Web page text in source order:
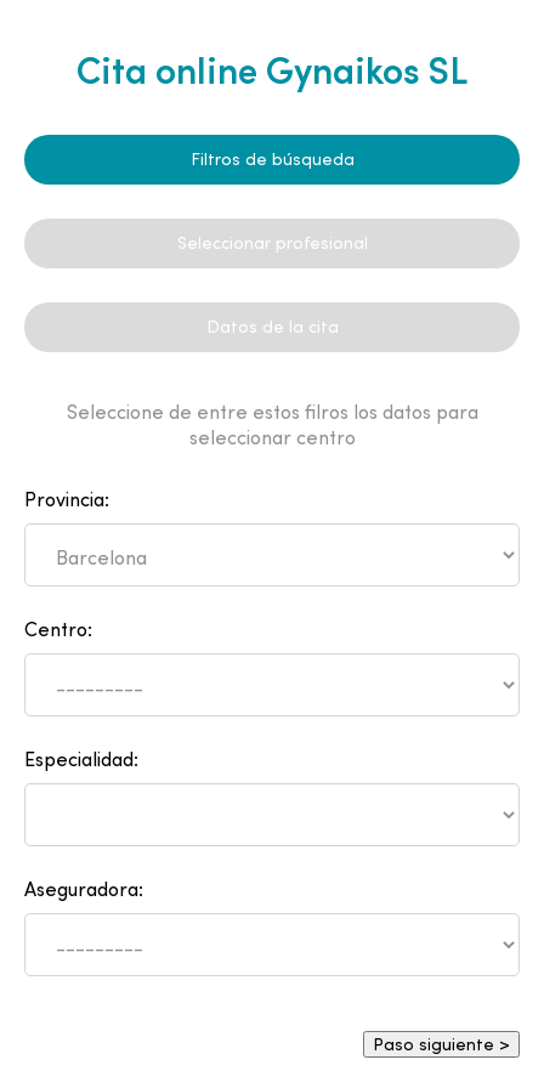
Cita online Gynaikos SL
Filtros de búsqueda
Seleccionar profesional
Datos de la cita
Seleccione de entre estos filros los datos para
seleccionar centro
Provincia:
Centro:
Especialidad:
Aseguradora: